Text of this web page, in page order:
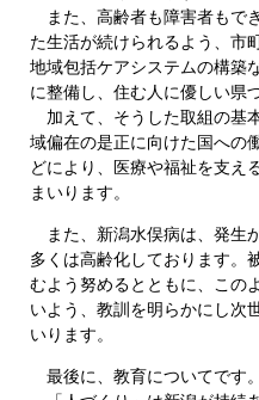
また、高齢者も障害者もで
た生活が続けられるよう、市
地域包括ケアシステムの構築
に整備し、住む人に優しい県
加えて、そうした取組の基
域偏在の是正に向けた国への
どにより、医療や福祉を支え
まいります。
また、新潟水俣病は、発生
多くは高齢化しております。
むよう努めるとともに、この
いよう、教訓を明らかにし次
いります。
最後に、教育についてです。